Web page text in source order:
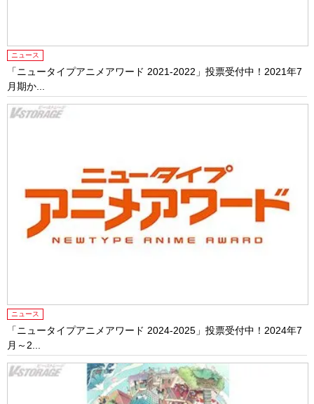
ニュース
「ニュータイプアニメアワード 2021-2022」投票受付中！2021年7
月期か...
ニュース
「ニュータイプアニメアワード 2024-2025」投票受付中！2024年7
月～2...